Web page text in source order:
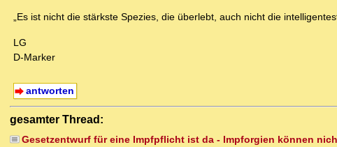
„Es ist nicht die stärkste Spezies, die überlebt, auch nicht die
LG
D-Marker
antworten
gesamter Thread:
Gesetzentwurf für eine Impfpflicht ist da - Impforgien können